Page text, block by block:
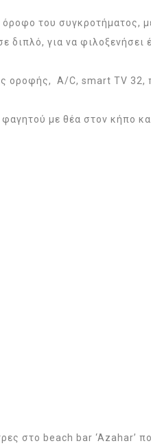
του συγκροτήματος,
διπλό, για να φιλοξενήσει
οροφής, A/C, smart TV 32,
με θέα στον κήπο
στο beach bar ‘Azahar’